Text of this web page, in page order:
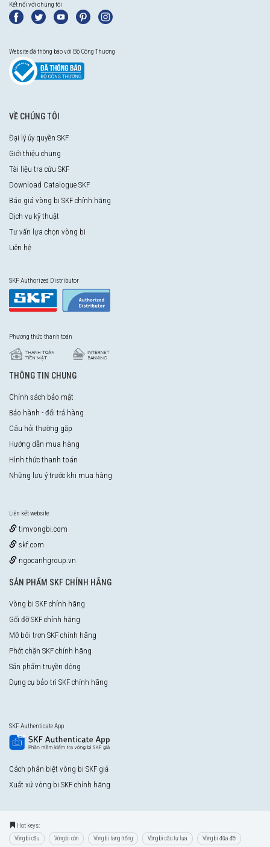
Kết nối với chúng tôi
Website đã thông báo với Bộ Công Thương
VỀ CHÚNG TÔI
Đại lý ủy quyền SKF
Giới thiệu chung
Tài liệu tra cứu SKF
Download Catalogue SKF
Báo giá vòng bi SKF chính hãng
Dịch vụ kỹ thuật
Tư vấn lựa chọn vòng bi
Liên hệ
SKF Authorized Distributor
Phương thức thanh toán
THÔNG TIN CHUNG
Chính sách bảo mật
Bảo hành - đổi trả hàng
Câu hỏi thường gặp
Hướng dẫn mua hàng
Hình thức thanh toán
Những lưu ý trước khi mua hàng
Liên kết website
timvongbi.com
skf.com
ngocanhgroup.vn
SẢN PHẨM SKF CHÍNH HÃNG
Vòng bi SKF chính hãng
Gối đỡ SKF chính hãng
Mỡ bôi trơn SKF chính hãng
Phớt chặn SKF chính hãng
Sản phẩm truyền động
Dụng cụ bảo trì SKF chính hãng
SKF Authenticate App
Cách phân biệt vòng bi SKF giả
Xuất xứ vòng bi SKF chính hãng
Hot keys:
Vòng bi cầu Vòng bi côn Vòng bi tang trống Vòng bi cầu tự lựa Vòng bi đũa đỡ